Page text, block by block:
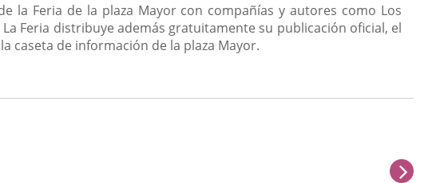
la Feria de la plaza Mayor con compañías y autores como Los
Feria distribuye además gratuitamente su publicación oficial, el
caseta de información de la plaza Mayor.
next